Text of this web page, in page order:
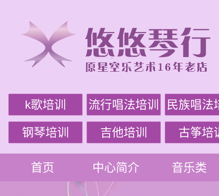
k歌培训 流行唱法培训 民族唱法
钢琴培训 吉他培训 古筝培
首页 中心简介 音乐类